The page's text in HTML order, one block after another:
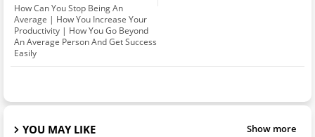
How Can You Stop Being An
Average | How You Increase Your
Productivity | How You Go Beyond
An Average Person And Get Success
Easily
YOU MAY LIKE Show more